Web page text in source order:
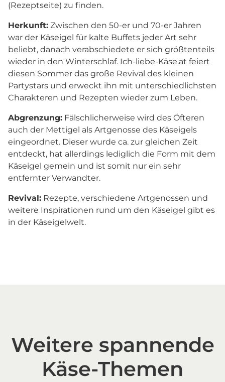
(Rezeptseite) zu finden.
Herkunft: Zwischen den 50-er und 70-er Jahren
war der Käseigel für kalte Buffets jeder Art sehr
beliebt, danach verabschiedete er sich größtenteils
wieder in den Winterschlaf. Ich-liebe-Käse.at feiert
diesen Sommer das große Revival des kleinen
Partystars und erweckt ihn mit unterschiedlichsten
Charakteren und Rezepten wieder zum Leben.
Abgrenzung: Fälschlicherweise wird des Öfteren
auch der Mettigel als Artgenosse des Käseigels
eingeordnet. Dieser wurde ca. zur gleichen Zeit
entdeckt, hat allerdings lediglich die Form mit dem
Käseigel gemein und ist somit nur ein sehr
entfernter Verwandter.
Revival: Rezepte, verschiedene Artgenossen und
weitere Inspirationen rund um den Käseigel gibt es
in der Käseigelwelt.
Weitere spannende
Käse-Themen